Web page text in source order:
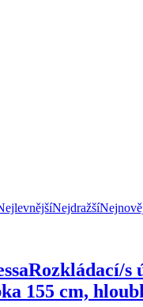
Nejdražší
Rozkládací/s
155 cm,